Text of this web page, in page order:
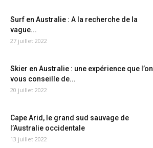
Surf en Australie : A la recherche de la
vague...
27 juillet 2022
Skier en Australie : une expérience que l’on
vous conseille de...
20 juillet 2022
Cape Arid, le grand sud sauvage de
l’Australie occidentale
13 juillet 2022